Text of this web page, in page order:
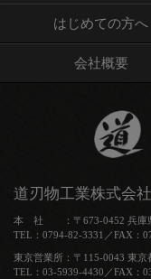
はじめての方へ
会社概要
道刃物工業株式会社
本 社 ：〒673-0452 兵庫県
TEL：0794-82-3331／FAX：
東京営業所：〒115-0043 東京
TEL：03-5939-4430／FAX：